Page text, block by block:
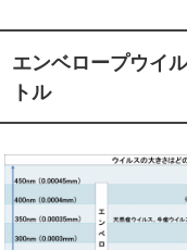
エンベロープウイ
トル